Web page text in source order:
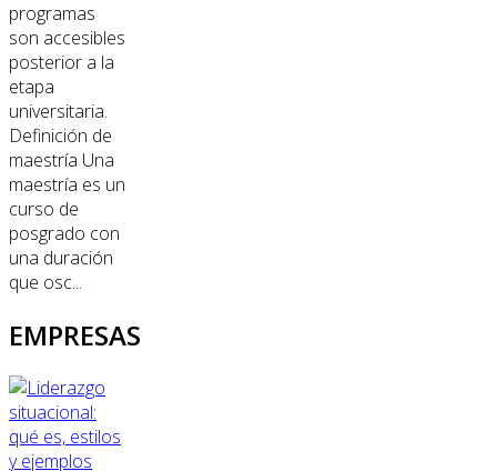
programas
son accesibles
posterior a la
etapa
universitaria.
Definición de
maestría Una
maestría es un
curso de
posgrado con
una duración
que osc...
EMPRESAS